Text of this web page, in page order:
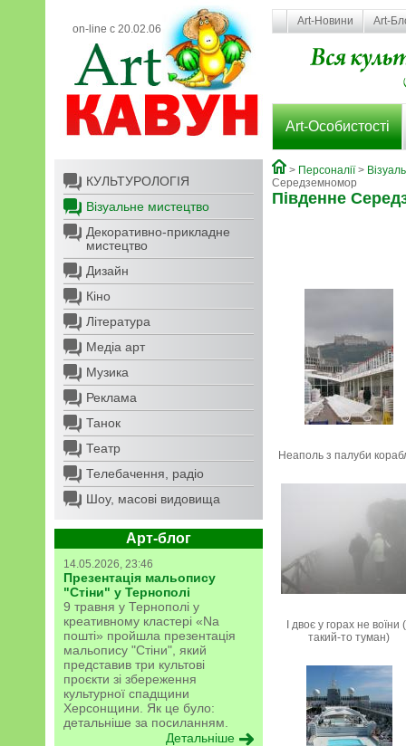
on-line с 20.02.06
Art-Новини Art-
Art-Особистості
КУЛЬТУРОЛОГІЯ
Візуальне мистецтво
Декоративно-прикладне
мистецтво
Дизайн
Кіно
Література
Медіа арт
Музика
Реклама
Танок
Театр
Телебачення, радіо
Шоу, масові видовища
Арт-блог
14.05.2026, 23:46
Презентація мальопису
"Стіни" у Тернополі
9 травня у Тернополі у
креативному кластері «Na
пошті» пройшла презентація
мальопису "Стіни", який
представив три культові
проєкти зі збереження
культурної спадщини
Херсонщини. Як це було:
детальніше за посиланням.
Детальніше
> Персоналії>
Середземномор
Південне
Неаполь з палуби
І двоє у горах не воїни
такий-то туман)